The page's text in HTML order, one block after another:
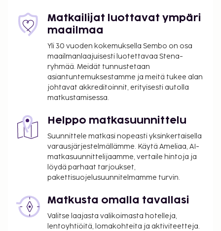
takuumaksut eivät välttämättä sisällä veroja, ja ne
saattavat muuttua.
Kaikkien asiakkaiden, myös lasten, tulee olla
läsnä sisäänkirjautumisen yhteydessä, ja heidän
tulee näyttää virallinen kuvallinen
henkilöllisyystodistus tai passi.
Kansallisten määräysten vuoksi käteismaksut
tässä majoituspaikassa. Saat lisätietoja asiasta
ottamalla yhteyttä majoituspaikkaan
varausvahvistuksessa olevien tietojen avulla.
Matkailijat luottavat ympäri
maailmaa
Yli 30 vuoden kokemuksella Sembo on osa
maailmanlaajuisesti luotettavaa Stena-
ryhmää. Meidät tunnustetaan
asiantuntemuksestamme ja meitä tukee alan
johtavat akkreditoinnit, erityisesti autolla
matkustamisessa.
Helppo matkasuunnittelu
Suunnittele matkasi nopeasti yksinkertaisella
varausjärjestelmällämme. Käytä Ameliaa, AI-
matkasuunnittelijaamme, vertaile hintoja ja
löydä parhaat tarjoukset,
pakettisuojelusuunnitelmamme turvin.
Matkusta omalla tavallasi
Valitse laajasta valikoimasta hotelleja,
lentoyhtiöitä, lomakohteita ja aktiviteetteja.